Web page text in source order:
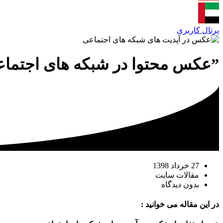
پرتال کاربری
”عکس محتوا در شبکه های
27 خرداد 1398
مقالات سایت
بدون دیدگاه
در این مقاله می خوانید :